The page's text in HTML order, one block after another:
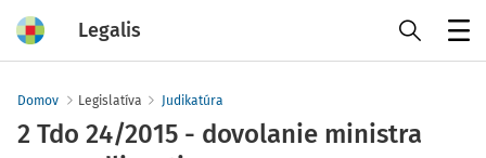
Legalis
Domov Legislatíva Judikatúra
2 Tdo 24/2015 - dovolanie ministra